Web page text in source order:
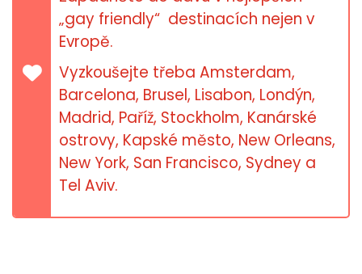
„gay friendly“ destinacích nejen v
Evropě.
Vyzkoušejte třeba Amsterdam,
Barcelona, Brusel, Lisabon, Londýn,
Madrid, Paříž, Stockholm, Kanárské
ostrovy, Kapské město, New Orleans,
New York, San Francisco, Sydney a
Tel Aviv.